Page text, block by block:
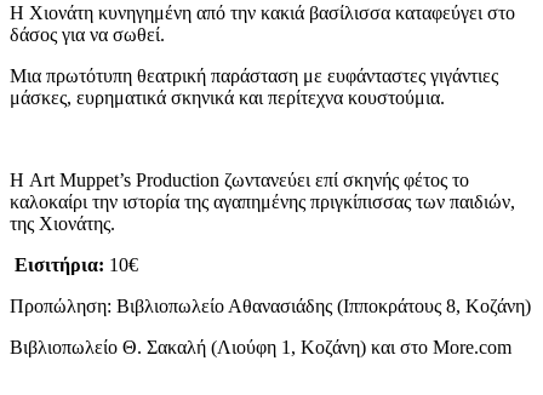
Η Χιονάτη κυνηγημένη από την κακιά βασίλισσα καταφεύγει στο
δάσος για να σωθεί.
Μια πρωτότυπη θεατρική παράσταση με ευφάνταστες γιγάντιες
μάσκες, ευρηματικά σκηνικά και περίτεχνα κουστούμια.
Η Art Muppet’s Production ζωντανεύει επί σκηνής φέτος το
καλοκαίρι την ιστορία της αγαπημένης πριγκίπισσας των παιδιών,
της Χιονάτης.
Εισιτήρια: 10€
Προπώληση: Βιβλιοπωλείο Αθανασιάδης (Ιπποκράτους 8, Κοζάνη)
Βιβλιοπωλείο Θ. Σακαλή (Λιούφη 1, Κοζάνη) και στο More.com